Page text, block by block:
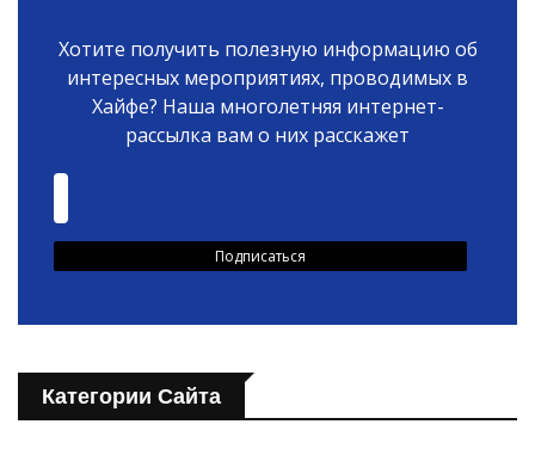
Хотите получить полезную информацию об
интересных мероприятиях, проводимых в
Хайфе? Наша многолетняя интернет-
рассылка вам о них расскажет
Категории Сайта